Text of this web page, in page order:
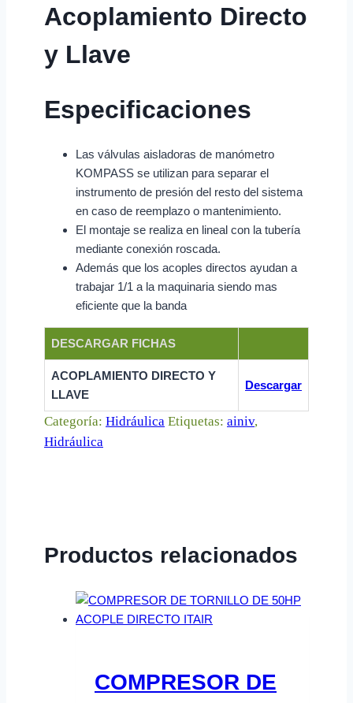
Acoplamiento Directo
y Llave
Especificaciones
Las válvulas aisladoras de manómetro
KOMPASS se utilizan para separar el
instrumento de presión del resto del sistema
en caso de reemplazo o mantenimiento.
El montaje se realiza en lineal con la tubería
mediante conexión roscada.
Además que los acoples directos ayudan a
trabajar 1/1 a la maquinaria siendo mas
eficiente que la banda
DESCARGAR FICHAS
ACOPLAMIENTO DIRECTO Y
LLAVE
Descargar
Categoría: Hidráulica Etiquetas: ainiv,
Hidráulica
Productos relacionados
COMPRESOR DE